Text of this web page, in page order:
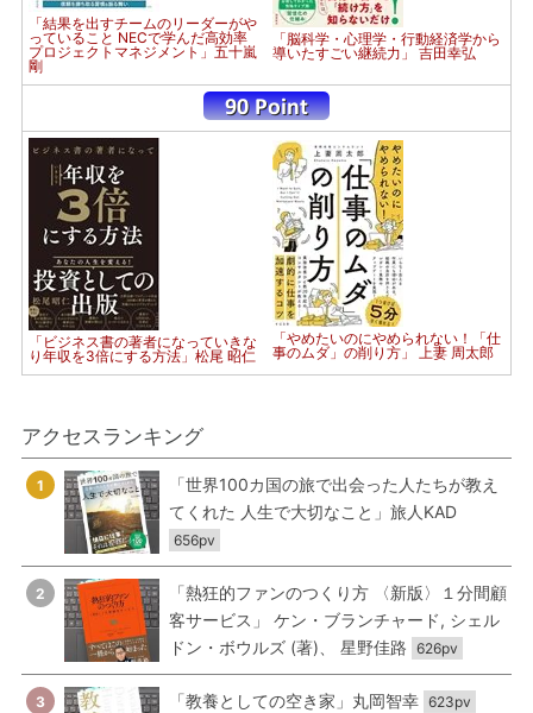
「結果を出すチームのリーダーがや
っていること NECで学んだ高効率
プロジェクトマネジメント」五十嵐
剛
「脳科学・心理学・行動経済学から
導いたすごい継続力」 吉田幸弘
「ビジネス書の著者になっていきな
り年収を3倍にする方法」松尾 昭仁
「やめたいのにやめられない！「仕
事のムダ」の削り方」 上妻 周太郎
アクセスランキング
1
「世界100カ国の旅で出会った人たちが教え
てくれた 人生で大切なこと」旅人KAD
656pv
2
「熱狂的ファンのつくり方 〈新版〉１分間顧
客サービス」 ケン・ブランチャード, シェル
ドン・ボウルズ (著)、 星野佳路 626pv
3 「教養としての空き家」丸岡智幸 623pv